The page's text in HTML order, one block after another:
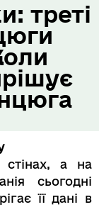
треті
стінах, а на
сьогодні
її дані в